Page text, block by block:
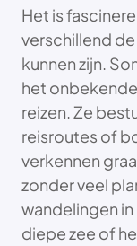
Het is
verschillend
kunnen zijn.
het
reizen. Ze
reisroutes of
verkennen
zonder veel
wandelingen
diepe zee of